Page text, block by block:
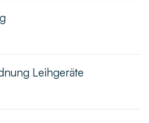
Leihgeräte